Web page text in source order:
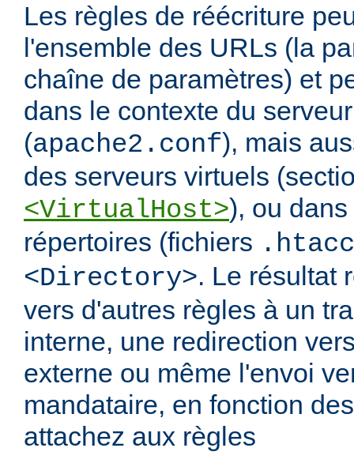
Les règles de réécriture
l'ensemble des URLs (la
chaîne de paramètres) et
dans le contexte du
(apache2.conf), mais
des serveurs virtuels
<VirtualHost>), ou
répertoires (fichiers
<Directory>. Le résultat
vers d'autres règles à un
interne, une redirection
externe ou même l'envoi
mandataire, en fonction
attachez aux règles